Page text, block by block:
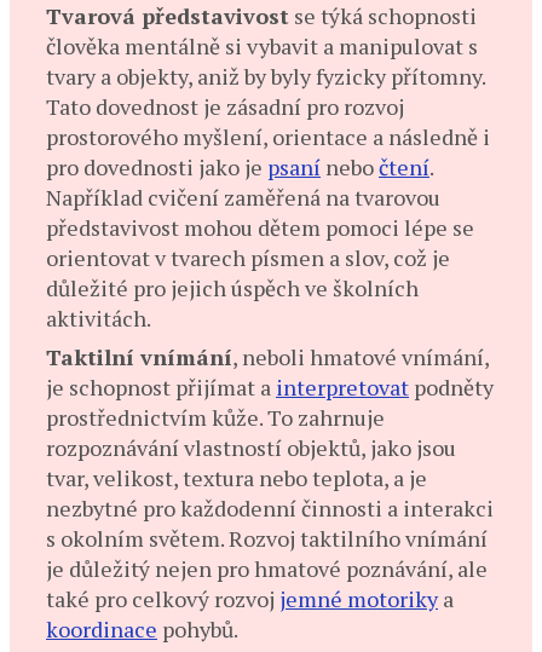
Tvarová představivost se týká schopnosti
člověka mentálně si vybavit a manipulovat s
tvary a objekty, aniž by byly fyzicky přítomny.
Tato dovednost je zásadní pro rozvoj
prostorového myšlení, orientace a následně i
pro dovednosti jako je psaní nebočtení.
Například cvičení zaměřená na tvarovou
představivost mohou dětem pomoci lépe se
orientovat v tvarech písmen a slov, což je
důležité pro jejich úspěch ve školních
aktivitách. ​
Taktilní vnímání, neboli hmatové vnímání,
je schopnost přijímat a interpretovat podněty
prostřednictvím kůže. To zahrnuje
rozpoznávání vlastností objektů, jako jsou
tvar, velikost, textura nebo teplota, a je
nezbytné pro každodenní činnosti a interakci
s okolním světem. Rozvoj taktilního vnímání
je důležitý nejen pro hmatové poznávání, ale
také pro celkový rozvoj jemné motorikya
koordinace pohybů. ​